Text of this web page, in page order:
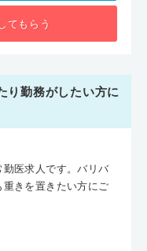
てもらう
り勤務がしたい方に
医求人です。バリバ
きを置きたい方にご